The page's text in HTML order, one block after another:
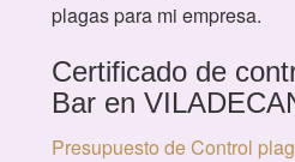
plagas para mi empresa.
Certificado de
Bar en
Presupuesto de Control